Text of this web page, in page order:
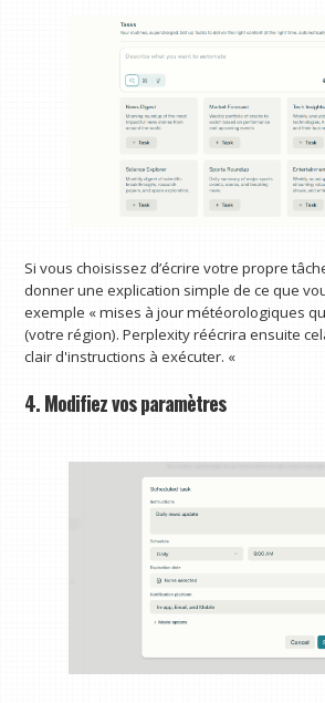
Si vous choisissez d’écrire votre propre
donner une explication simple de ce que
exemple « mises à jour météorologiques
(votre région). Perplexity réécrira ensuite
clair d'instructions à exécuter. «
4. Modifiez vos paramètres